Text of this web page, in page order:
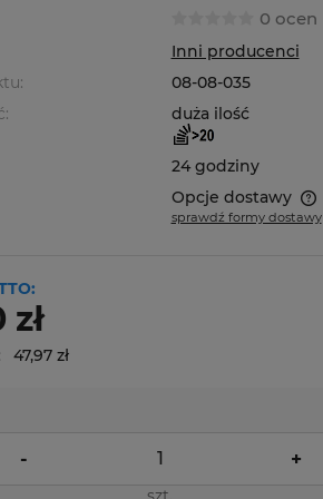
szt.
0 ocen
Inni producenci
08-08-035
duża ilość
24 godziny
Opcje dostawy
sprawdź formy dostawy
zł
47,97 zł
- +